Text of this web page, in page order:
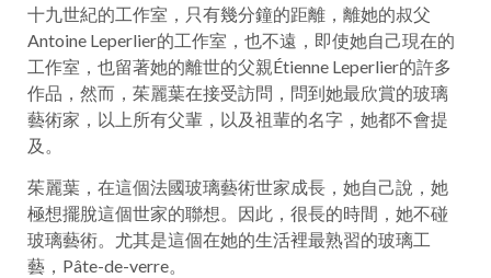
十九世紀的工作室，只有幾分鐘的距離，離她的叔父
Antoine Leperlier的工作室，也不遠，即使她自己現在的
工作室，也留著她的離世的父親Étienne Leperlier的許多
作品，然而，茱麗葉在接受訪問，問到她最欣賞的玻璃
藝術家，以上所有父輩，以及祖輩的名字，她都不會提
及。
茱麗葉，在這個法國玻璃藝術世家成長，她自己說，她
極想擺脫這個世家的聯想。因此，很長的時間，她不碰
玻璃藝術。尤其是這個在她的生活裡最熟習的玻璃工
藝，Pâte-de-verre。